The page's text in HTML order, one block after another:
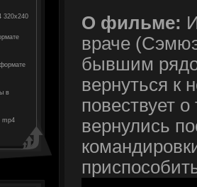
320x240
в
mp4
О фильме:
враче
бывшим
вернуться к
повествует
вернулись